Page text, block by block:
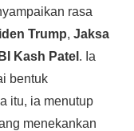
rasa
Trump, Jaksa
Kash Patel . Ia
bentuk
itu, ia menutup
menekankan